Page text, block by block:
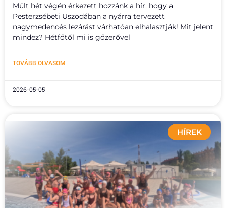
Múlt hét végén érkezett hozzánk a hír, hogy a
Pesterzsébeti Uszodában a nyárra tervezett
nagymedencés lezárást várhatóan elhalasztják! Mit jelent
mindez? Hétfőtől mi is gőzerővel
TOVÁBB OLVASOM
2026-05-05
HÍREK